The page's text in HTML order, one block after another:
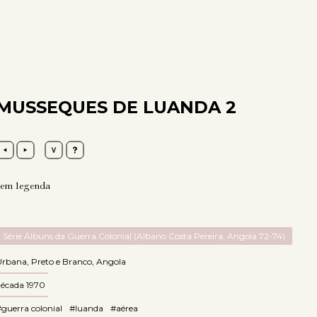
DE LUANDA 2
legenda
Série Álbuns da Guerra Colonial (Albano Costa Pereira, Angola 72-74)
, Preto e Branco, Angola
1970
colonial #luanda #aérea